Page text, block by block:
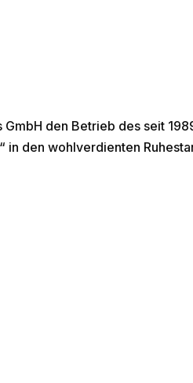
den Betrieb des seit
in den wohlverdienten